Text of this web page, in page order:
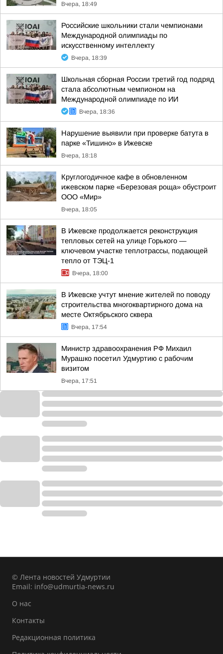
Вчера, 18:49
Российские школьники стали чемпионами
Международной олимпиады по
искусственному интеллекту
Вчера, 18:39
Школьная сборная России третий год подряд
стала абсолютным чемпионом на
Международной олимпиаде по ИИ
Вчера, 18:36
Нарушение выявили при проверке батута в
парке «Тишино» в Ижевске
Вчера, 18:18
Круглогодичное кафе в обновленном
ижевском парке «Березовая роща» обустроит
ООО «Мир»
Вчера, 18:05
В Ижевске продолжается реконструкция
тепловых сетей на улице Горького —
ключевом участке теплотрассы, подающей
тепло от ТЭЦ-1
Вчера, 18:00
В Ижевске учтут мнение жителей по поводу
строительства многоквартирного дома на
месте Октябрьского сквера
Вчера, 17:54
Министр здравоохранения РФ Михаил
Мурашко посетил Удмуртию с рабочим
визитом
Вчера, 17:51
© Лента новостей Удмуртии
Email: info@udmurtia-news.ru
О нас
Контакты
Редакционная политика